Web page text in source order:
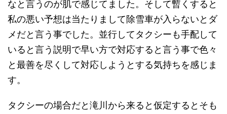
なと言うのが肌で感じてました。そして暫くすると
私の悪い予想は当たりまして除雪車が入らないとダ
メだと言う事でした。並行してタクシーも手配して
いると言う説明で早い方で対応すると言う事で色々
と最善を尽くして対応しようとする気持ちを感じま
す。
タクシーの場合だと滝川から来ると仮定するとそも